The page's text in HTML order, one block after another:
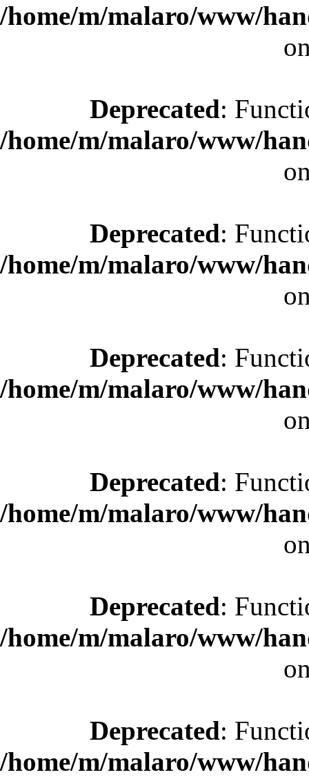
/home/m/malaro/www/
Deprecated:
/home/m/malaro/www/
Deprecated:
/home/m/malaro/www/
Deprecated:
/home/m/malaro/www/
Deprecated:
/home/m/malaro/www/
Deprecated:
/home/m/malaro/www/
Deprecated:
/home/m/malaro/www/